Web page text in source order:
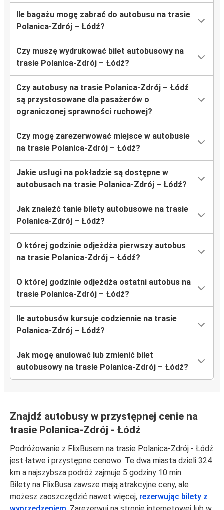
Ile bagażu mogę zabrać do autobusu na trasie
Polanica-Zdrój – Łódź?
Czy muszę wydrukować bilet autobusowy na
trasie Polanica-Zdrój – Łódź?
Czy autobusy na trasie Polanica-Zdrój – Łódź
są przystosowane dla pasażerów o
ograniczonej sprawności ruchowej?
Czy mogę zarezerwować miejsce w autobusie
na trasie Polanica-Zdrój – Łódź?
Jakie usługi na pokładzie są dostępne w
autobusach na trasie Polanica-Zdrój – Łódź?
Jak znaleźć tanie bilety autobusowe na trasie
Polanica-Zdrój – Łódź?
O której godzinie odjeżdża pierwszy autobus
na trasie Polanica-Zdrój – Łódź?
O której godzinie odjeżdża ostatni autobus na
trasie Polanica-Zdrój – Łódź?
Ile autobusów kursuje codziennie na trasie
Polanica-Zdrój – Łódź?
Jak mogę anulować lub zmienić bilet
autobusowy na trasie Polanica-Zdrój – Łódź?
Znajdź autobusy w przystępnej cenie na
trasie Polanica-Zdrój - Łódź
Podróżowanie z FlixBusem na trasie Polanica-Zdrój - Łódź
jest łatwe i przystępne cenowo. Te dwa miasta dzieli 324
km a najszybsza podróż zajmuje 5 godziny 10 min.
Bilety na FlixBusa zawsze mają atrakcyjne ceny, ale
możesz zaoszczędzić nawet więcej, rezerwując bilety z